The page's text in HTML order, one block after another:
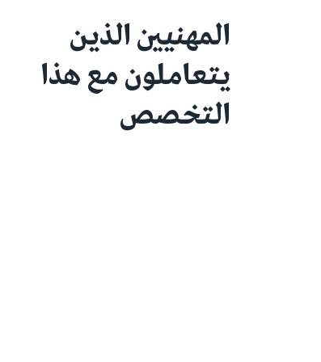
المهنيين الذين
يتعاملون مع هذا
التخصص